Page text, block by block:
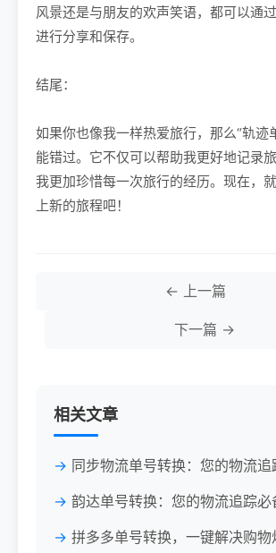
风景还是与朋友的欢声笑语，都可以通
进行分享和保存。
结尾：
如果你也像我一样热爱旅行，那么“轨迹
能错过。它不仅可以帮助我更好地记录
我更加珍惜每一次旅行的经历。现在，
上新的旅程吧！
← 上一篇
下一篇 →
相关文章
同步物流单号转换：您的物流
韵达单号转换：您的物流追踪必
拼多多单号转换，一键解决购物